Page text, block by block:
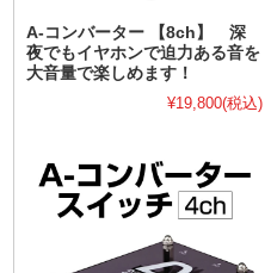
A-コンバーター 【8ch】 深
夜でもイヤホンで迫力ある音を
大音量で楽しめます！
¥19,800(税込)